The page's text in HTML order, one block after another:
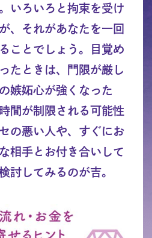
いろいろと拘束を受け
、それがあなたを一回
ことでしょう。目覚め
たときは、門限が厳し
嫉妬心が強くなった
間が制限される可能性
の悪い人や、すぐにお
相手とお付き合いして
討してみるのが吉。